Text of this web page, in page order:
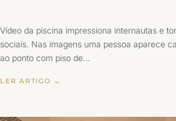
Vídeo da piscina impressiona internautas e
sociais. Nas imagens uma pessoa aparece
ao ponto com piso de…
LER ARTIGO →